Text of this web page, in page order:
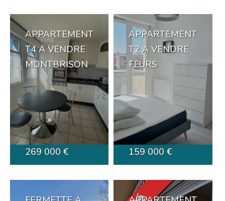
APPARTEMENT
T4 A VENDRE
MONTBRISON
269 000 €
APPARTEMENT
T2 A VENDRE
FEURS
159 000 €